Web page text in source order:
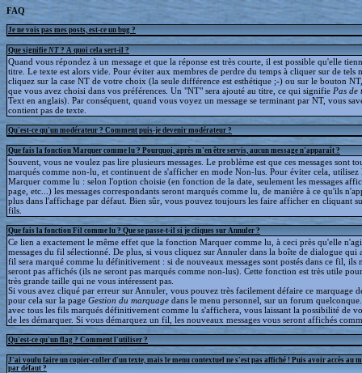
FAQ
Je ne vois pas mes posts, est-ce un bug ?
Que signifie NT ? A quoi cela sert-il ?
Quand vous répondez à un message et que la réponse est très courte, il est possible qu'elle
titre. Le texte est alors vide. Pour éviter aux membres de perdre du temps à cliquer sur de tels
cliquez sur la case NT de votre choix (la seule différence est esthétique ;-) ou sur le bouton
que vous avez choisi dans vos préférences. Un "NT" sera ajouté au titre, ce qui signifie Pas de
Text en anglais). Par conséquent, quand vous voyez un message se terminant par NT, vous
contient pas de texte.
Qu'est-ce qu'un modérateur ? Comment puis-je devenir modérateur ?
Que fais la fonction Marquer comme lu ? Pourquoi, après m'en être servis, aucun message n'apparaît ?
Souvent, vous ne voulez pas lire plusieurs messages. Le problème est que ces messages sont
marqués comme non-lu, et continuent de s'afficher en mode Non-lus. Pour éviter cela,
Marquer comme lu : selon l'option choisie (en fonction de la date, seulement les messages
page, etc...) les messages correspondants seront marqués comme lu, de manière à ce qu'ils
plus dans l'affichage par défaut. Bien sûr, vous pouvez toujours les faire afficher en cliquant
fils.
Que fais la fonction Fil comme lu ? Que se passe-t-il si je cliques sur Annuler ?
Ce lien a exactement le même effet que la fonction Marquer comme lu, à ceci près qu'elle
messages du fil sélectionné. De plus, si vous cliquez sur Annuler dans la boîte de dialogue qui
fil sera marqué comme lu définitivement : si de nouveaux messages sont postés dans ce fil, ils
seront pas affichés (ils ne seront pas marqués comme non-lus). Cette fonction est très utile
très grande taille qui ne vous intéressent pas.
Si vous avez cliqué par erreur sur Annuler, vous pouvez très facilement défaire ce marquage
pour cela sur la page Gestion du marquage dans le menu personnel, sur un forum
avec tous les fils marqués définitivement comme lu s'affichera, vous laissant la possibilité de
de les démarquer. Si vous démarquez un fil, les nouveaux messages vous seront affichés
Qu'est-ce qu'un flag ? Comment l'utiliser ?
J'ai voulu faire un copier-coller d'un texte, mais le menu contextuel ne s'est pas affiché ! Puis avoir accès au
par défaut ?